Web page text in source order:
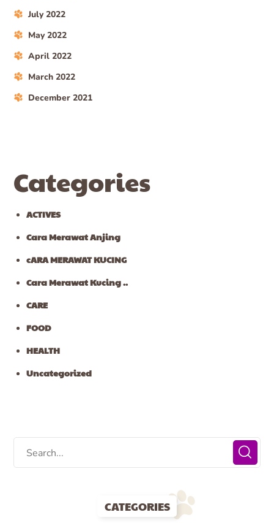
July 2022
May 2022
April 2022
March 2022
December 2021
Categories
ACTIVES
Cara Merawat Anjing
cARA MERAWAT KUCING
Cara Merawat Kucing ..
CARE
FOOD
HEALTH
Uncategorized
CATEGORIES